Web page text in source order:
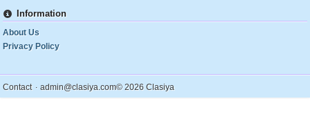
Information
About Us
Privacy Policy
Contact . admin@clasiya.com© 2026 Clasiya